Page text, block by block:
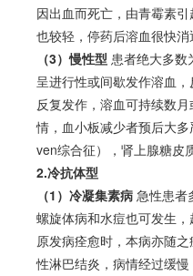
因出血而死亡，由青霉素
也较轻，停药后溶血很快消
（3）慢性型 患者绝大多数
呈进行性或间歇发作溶血
反复发作， 溶血可持续数
情，血小板减少者预后大
ven综合征），肾上腺糖皮
2.冷抗体型
（1）冷凝集素病 急性患者
螺旋体病和水痘也可发生
原发病痊愈时，本病亦随
性淋巴结炎，病情经过缓慢